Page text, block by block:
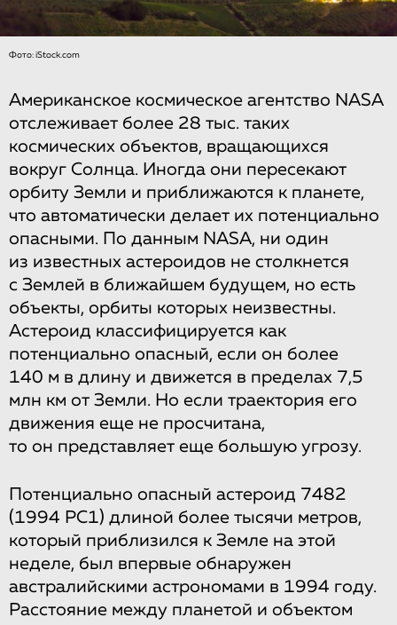
Фото: iStock.com
Американское космическое агентство NASA
отслеживает более 28 тыс. таких
космических объектов, вращающихся
вокруг Солнца. Иногда они пересекают
орбиту Земли и приближаются к планете,
что автоматически делает их потенциально
опасными. По данным NASA, ни один
из известных астероидов не столкнется
с Землей в ближайшем будущем, но есть
объекты, орбиты которых неизвестны.
Астероид классифицируется как
потенциально опасный, если он более
140 м в длину и движется в пределах 7,5
млн км от Земли. Но если траектория его
движения еще не просчитана,
то он представляет еще большую угрозу.
Потенциально опасный астероид 7482
(1994 PC1) длиной более тысячи метров,
который приблизился к Земле на этой
неделе, был впервые обнаружен
австралийскими астрономами в 1994 году.
Расстояние между планетой и объектом